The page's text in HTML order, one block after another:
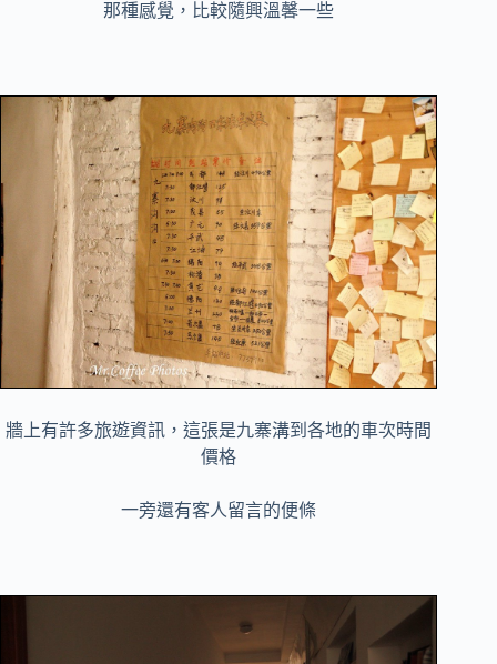
那種感覺，比較隨興溫馨一些
牆上有許多旅遊資訊，這張是九寨溝到各地的車次時間
價格
一旁還有客人留言的便條